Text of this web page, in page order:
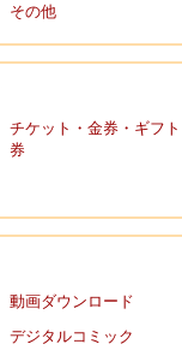
その他
チケット・金券・ギフト
券
動画ダウンロード
デジタルコミック